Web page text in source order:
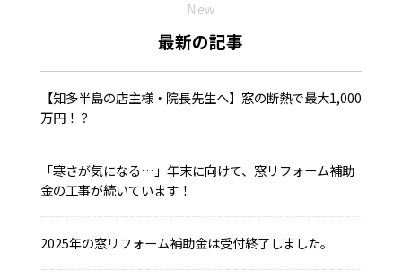
New
最新の記事
【知多半島の店主様・院長先生へ】窓の断熱で最大1,000
万円！？
「寒さが気になる…」年末に向けて、窓リフォーム補助
金の工事が続いています！
2025年の窓リフォーム補助金は受付終了しました。